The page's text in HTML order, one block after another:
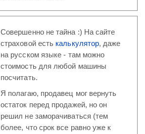
Совершенно не тайна :) На сайте
страховой есть калькулятор, даже
на русском языке - там можно
стоимость для любой машины
посчитать.
Я полагаю, продавец мог вернуть
остаток перед продажей, но он
решил не заморачиваться (тем
более, что срок все равно уже к